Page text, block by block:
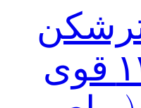
جدید ۱۴۰۵ قوی